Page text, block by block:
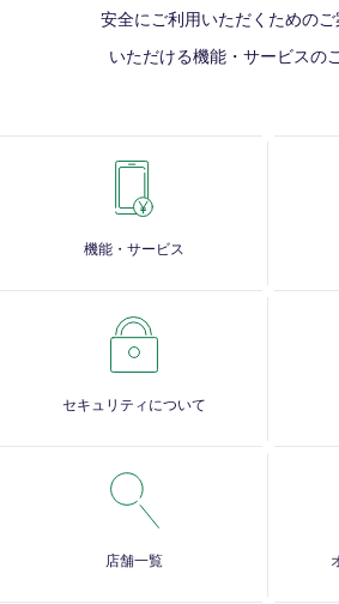
安全にご利用いただくための
いただける機能・サービスの
機能・サービス
セキュリティについて
店舗一覧